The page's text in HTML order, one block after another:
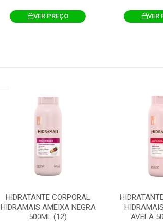
VER PREÇO VER
HIDRATANTE CORPORAL
HIDRAMAIS AMEIXA NEGRA
500ML (12)
AVELÃ